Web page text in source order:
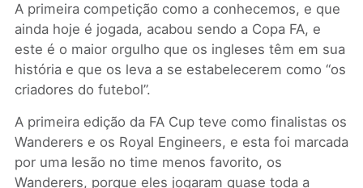
A primeira competição como a conhecemos, e que
ainda hoje é jogada, acabou sendo a Copa FA, e
este é o maior orgulho que os ingleses têm em sua
história e que os leva a se estabelecerem como “os
criadores do futebol”.
A primeira edição da FA Cup teve como finalistas os
Wanderers e os Royal Engineers, e esta foi marcada
por uma lesão no time menos favorito, os
Wanderers, porque eles jogaram quase toda a